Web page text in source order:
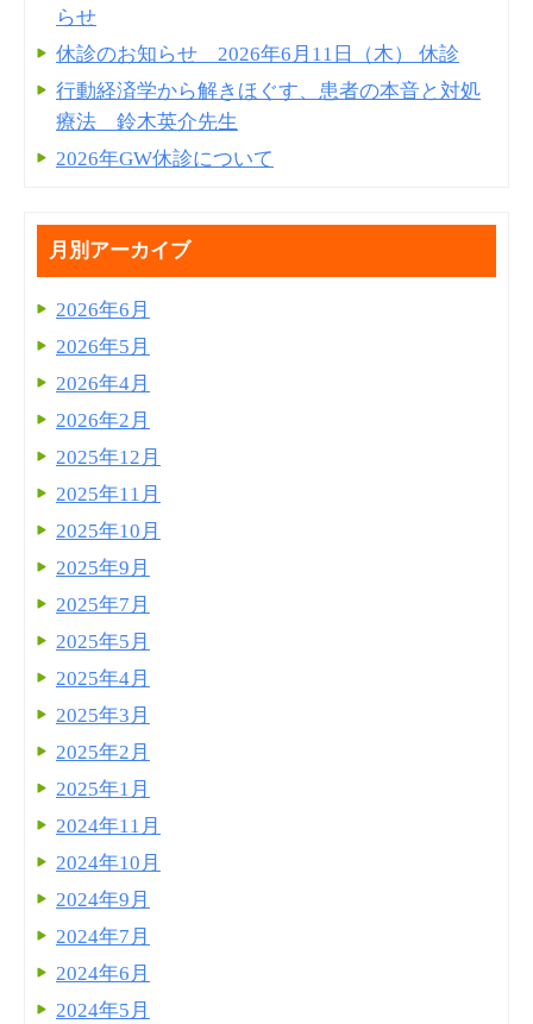
らせ
休診のお知らせ 2026年6月11日（木） 休診
行動経済学から解きほぐす、患者の本音と対処
療法 鈴木英介先生
2026年GW休診について
月別アーカイブ
2026年6月
2026年5月
2026年4月
2026年2月
2025年12月
2025年11月
2025年10月
2025年9月
2025年7月
2025年5月
2025年4月
2025年3月
2025年2月
2025年1月
2024年11月
2024年10月
2024年9月
2024年7月
2024年6月
2024年5月